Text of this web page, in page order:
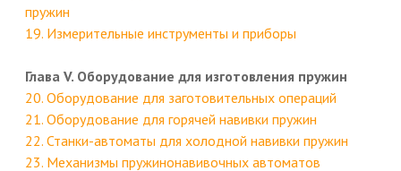
пружин
19. Измерительные инструменты и приборы
Глава V. Оборудование для изготовления пружин
20. Оборудование для заготовительных операций
21. Оборудование для горячей навивки пружин
22. Станки-автоматы для холодной навивки пружин
23. Механизмы пружинонавивочных автоматов